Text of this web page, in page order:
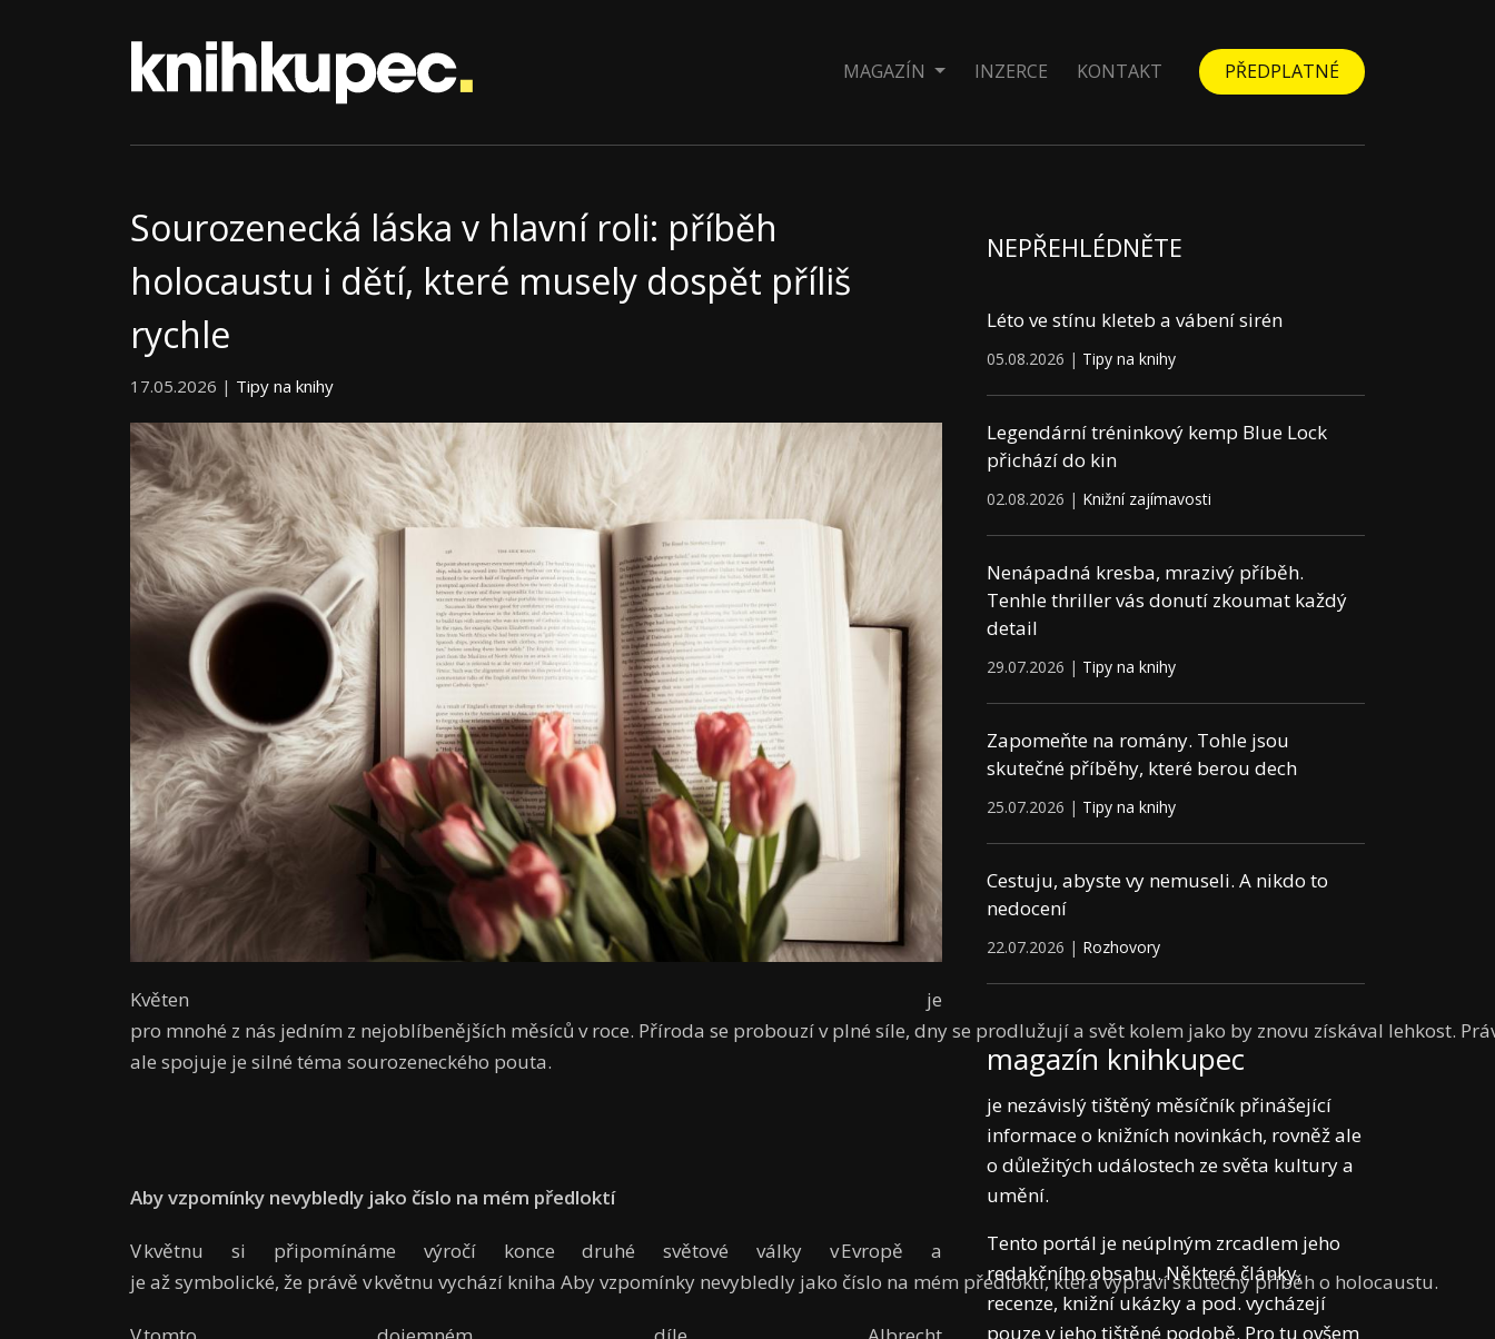
MAGAZÍN INZERCE KONTAKT PŘEDPLATNÉ
Sourozenecká láska v hlavní roli: příběh
holocaustu i dětí, které musely dospět příliš
rychle
17.05.2026 | Tipy na knihy
Květen je
pro mnohé z nás jedním z nejoblíbenějších měsíců v roce. Příroda se probouzí v plné síle, dny se prodlužují a svět kolem jako by znovu získával lehkost.
ale spojuje je silné téma sourozeneckého pouta.
Aby vzpomínky nevybledly jako číslo na mém předloktí
V květnu si připomínáme výročí konce druhé světové války v Evropě a
je až symbolické, že právě v květnu vychází kniha Aby vzpomínky nevybledly jako číslo na mém předloktí, která vypráví skutečný příběh o holocaustu.
NEPŘEHLÉDNĚTE
Léto ve stínu kleteb a vábení sirén
05.08.2026 | Tipy na knihy
Legendární tréninkový kemp Blue Lock
přichází do kin
02.08.2026 | Knižní zajímavosti
Nenápadná kresba, mrazivý příběh.
Tenhle thriller vás donutí zkoumat každý
detail
29.07.2026 | Tipy na knihy
Zapomeňte na romány. Tohle jsou
skutečné příběhy, které berou dech
25.07.2026 | Tipy na knihy
Cestuju, abyste vy nemuseli. A nikdo to
nedocení
22.07.2026 | Rozhovory
magazín knihkupec
je nezávislý tištěný měsíčník přinášející
informace o knižních novinkách, rovněž ale
o důležitých událostech ze světa kultury a
umění.
Tento portál je neúplným zrcadlem jeho
redakčního obsahu. Některé články,
recenze, knižní ukázky a pod. vycházejí
pouze v jeho tištěné podobě. Pro tu ovšem